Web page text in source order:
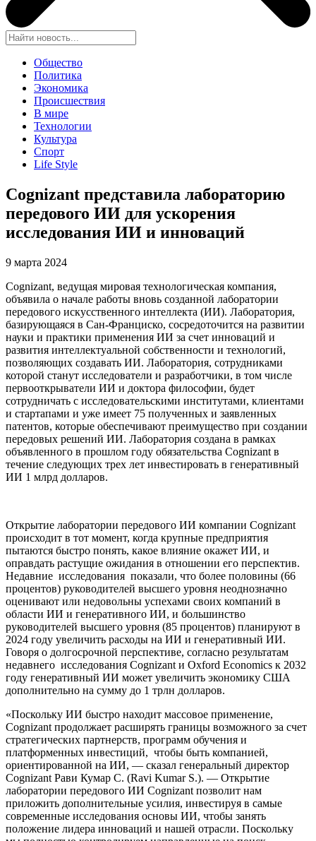
Общество
Политика
Экономика
Происшествия
В мире
Технологии
Культура
Спорт
Life Style
Cognizant представила лабораторию
передового ИИ для ускорения
исследования ИИ и инноваций
9 марта 2024
Cognizant, ведущая мировая технологическая компания,
объявила о начале работы вновь созданной лаборатории
передового искусственного интеллекта (ИИ). Лаборатория,
базирующаяся в Сан-Франциско, сосредоточится на развитии
науки и практики применения ИИ за счет инноваций и
развития интеллектуальной собственности и технологий,
позволяющих создавать ИИ. Лаборатория, сотрудниками
которой станут исследователи и разработчики, в том числе
первооткрыватели ИИ и доктора философии, будет
сотрудничать с исследовательскими институтами, клиентами
и стартапами и уже имеет 75 полученных и заявленных
патентов, которые обеспечивают преимущество при создании
передовых решений ИИ. Лаборатория создана в рамках
объявленного в прошлом году обязательства Cognizant в
течение следующих трех лет инвестировать в генеративный
ИИ 1 млрд долларов.
Открытие лаборатории передового ИИ компании Cognizant
происходит в тот момент, когда крупные предприятия
пытаются быстро понять, какое влияние окажет ИИ, и
оправдать растущие ожидания в отношении его перспектив.
Недавние исследования показали, что более половины (66
процентов) руководителей высшего уровня неоднозначно
оценивают или недовольны успехами своих компаний в
области ИИ и генеративного ИИ, и большинство
руководителей высшего уровня (85 процентов) планируют в
2024 году увеличить расходы на ИИ и генеративный ИИ.
Говоря о долгосрочной перспективе, согласно результатам
недавнего исследования Cognizant и Oxford Economics к 2032
году генеративный ИИ может увеличить экономику США
дополнительно на сумму до 1 трлн долларов.
«Поскольку ИИ быстро находит массовое применение,
Cognizant продолжает расширять границы возможного за счет
стратегических партнерств, программ обучения и
платформенных инвестиций, чтобы быть компанией,
ориентированной на ИИ, — сказал генеральный директор
Cognizant Рави Кумар С. (Ravi Kumar S.). — Открытие
лаборатории передового ИИ Cognizant позволит нам
приложить дополнительные усилия, инвестируя в самые
современные исследования основы ИИ, чтобы занять
положение лидера инноваций и нашей отрасли. Поскольку